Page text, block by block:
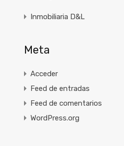
Inmobiliaria D&L
Meta
Acceder
Feed de entradas
Feed de comentarios
WordPress.org